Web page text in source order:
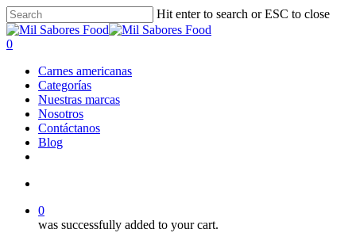
Skip
to
main
Hit enter to search or ESC to close
Close
Search
search
0
Carnes americanas
Categorías
Nuestras marcas
Nosotros
Contáctanos
Blog
0
was successfully added to your cart.